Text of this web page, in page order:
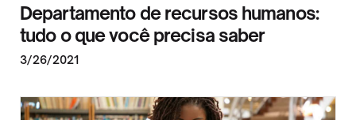
Departamento de recursos humanos:
tudo o que você precisa saber
3/26/2021